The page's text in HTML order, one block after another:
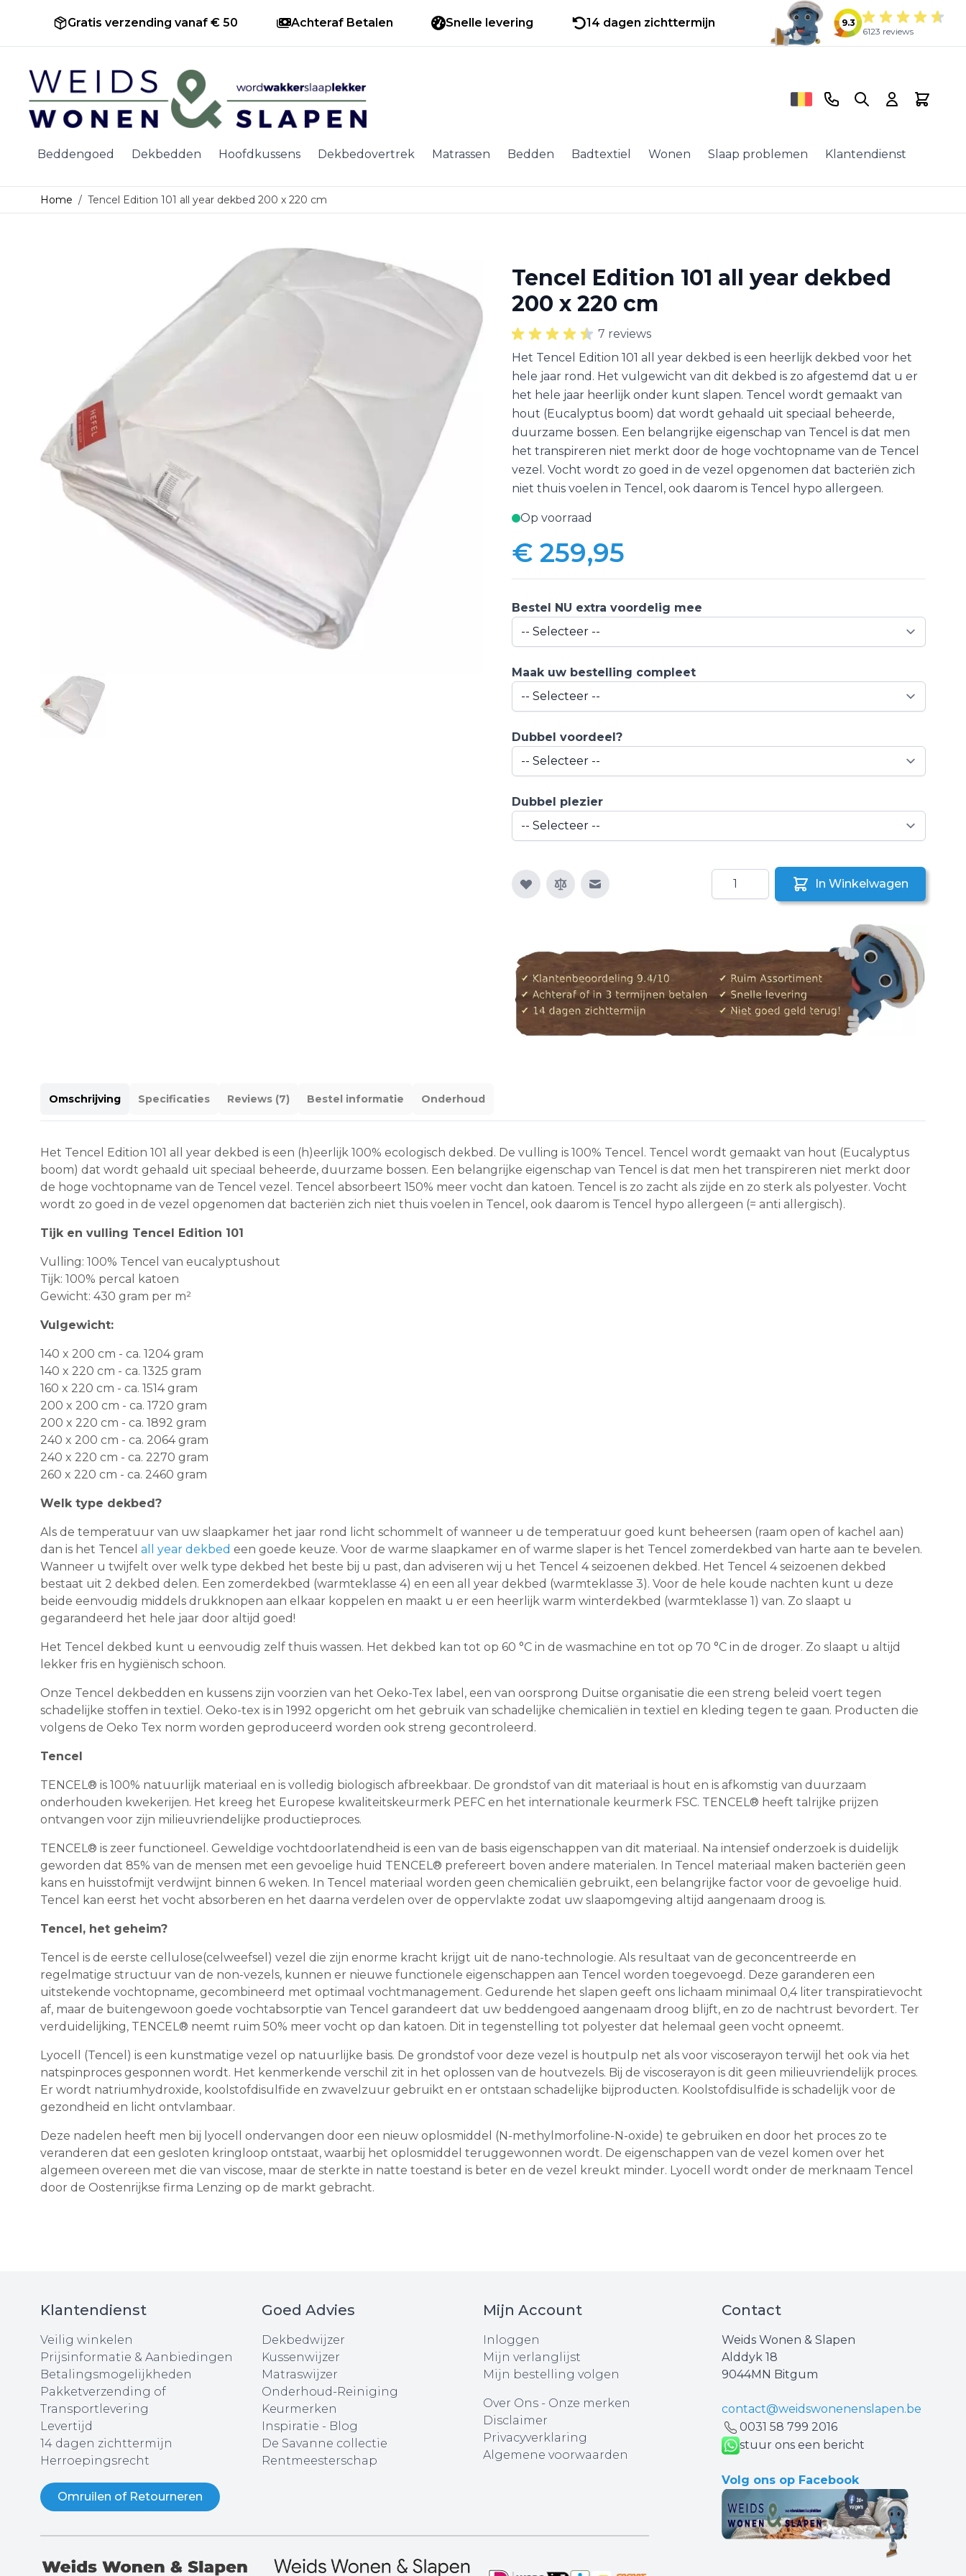
Gratis verzending vanaf € 50 Achteraf Betalen Snelle levering 14 dagen zichttermijn
9.3
6123 reviews
Ga naar de inhoud
Beddengoed Dekbedden Hoofdkussens Dekbedovertrek Matrassen Bedden Badtextiel Wonen Slaap problemen Klantendienst
Telefoonnummer
Search Cart
Home / Tencel Edition 101 all year dekbed 200 x 220 cm
Tencel Edition 101 all year dekbed
200 x 220 cm
7 reviews
Het Tencel Edition 101 all year dekbed is een heerlijk dekbed voor het
hele jaar rond. Het vulgewicht van dit dekbed is zo afgestemd dat u er
het hele jaar heerlijk onder kunt slapen. Tencel wordt gemaakt van
hout (Eucalyptus boom) dat wordt gehaald uit speciaal beheerde,
duurzame bossen. Een belangrijke eigenschap van Tencel is dat men
het transpireren niet merkt door de hoge vochtopname van de Tencel
vezel. Vocht wordt zo goed in de vezel opgenomen dat bacteriën zich
niet thuis voelen in Tencel, ook daarom is Tencel hypo allergeen.
Op voorraad
€ 259,95
Bestel NU extra voordelig mee
Maak uw bestelling compleet
Dubbel voordeel?
Dubbel plezier
E-mail naar een vriend
Aantal
In Winkelwagen
Omschrijving Specificaties Reviews (7) Bestel informatie Onderhoud
Het Tencel Edition 101 all year dekbed is een (h)eerlijk 100% ecologisch dekbed. De vulling is 100% Tencel. Tencel wordt gemaakt van hout (Eucalyptus
boom) dat wordt gehaald uit speciaal beheerde, duurzame bossen. Een belangrijke eigenschap van Tencel is dat men het transpireren niet merkt door
de hoge vochtopname van de Tencel vezel. Tencel absorbeert 150% meer vocht dan katoen. Tencel is zo zacht als zijde en zo sterk als polyester. Vocht
wordt zo goed in de vezel opgenomen dat bacteriën zich niet thuis voelen in Tencel, ook daarom is Tencel hypo allergeen (= anti allergisch).
Tijk en vulling Tencel Edition 101
Vulling: 100% Tencel van eucalyptushout
Tijk: 100% percal katoen
Gewicht: 430 gram per m²
Vulgewicht:
140 x 200 cm - ca. 1204 gram
140 x 220 cm - ca. 1325 gram
160 x 220 cm - ca. 1514 gram
200 x 200 cm - ca. 1720 gram
200 x 220 cm - ca. 1892 gram
240 x 200 cm - ca. 2064 gram
240 x 220 cm - ca. 2270 gram
260 x 220 cm - ca. 2460 gram
Welk type dekbed?
Als de temperatuur van uw slaapkamer het jaar rond licht schommelt of wanneer u de temperatuur goed kunt beheersen (raam open of kachel aan)
dan is het Tencel all year dekbed een goede keuze. Voor de warme slaapkamer en of warme slaper is het Tencel zomerdekbed van harte aan te bevelen.
Wanneer u twijfelt over welk type dekbed het beste bij u past, dan adviseren wij u het Tencel 4 seizoenen dekbed. Het Tencel 4 seizoenen dekbed
bestaat uit 2 dekbed delen. Een zomerdekbed (warmteklasse 4) en een all year dekbed (warmteklasse 3). Voor de hele koude nachten kunt u deze
beide eenvoudig middels drukknopen aan elkaar koppelen en maakt u er een heerlijk warm winterdekbed (warmteklasse 1) van. Zo slaapt u
gegarandeerd het hele jaar door altijd goed!
Het Tencel dekbed kunt u eenvoudig zelf thuis wassen. Het dekbed kan tot op 60 °C in de wasmachine en tot op 70 °C in de droger. Zo slaapt u altijd
lekker fris en hygiënisch schoon.
Onze Tencel dekbedden en kussens zijn voorzien van het Oeko-Tex label, een van oorsprong Duitse organisatie die een streng beleid voert tegen
schadelijke stoffen in textiel. Oeko-tex is in 1992 opgericht om het gebruik van schadelijke chemicaliën in textiel en kleding tegen te gaan. Producten die
volgens de Oeko Tex norm worden geproduceerd worden ook streng gecontroleerd.
Tencel
TENCEL® is 100% natuurlijk materiaal en is volledig biologisch afbreekbaar. De grondstof van dit materiaal is hout en is afkomstig van duurzaam
onderhouden kwekerijen. Het kreeg het Europese kwaliteitskeurmerk PEFC en het internationale keurmerk FSC. TENCEL® heeft talrijke prijzen
ontvangen voor zijn milieuvriendelijke productieproces.
TENCEL® is zeer functioneel. Geweldige vochtdoorlatendheid is een van de basis eigenschappen van dit materiaal. Na intensief onderzoek is duidelijk
geworden dat 85% van de mensen met een gevoelige huid TENCEL® prefereert boven andere materialen. In Tencel materiaal maken bacteriën geen
kans en huisstofmijt verdwijnt binnen 6 weken. In Tencel materiaal worden geen chemicaliën gebruikt, een belangrijke factor voor de gevoelige huid.
Tencel kan eerst het vocht absorberen en het daarna verdelen over de oppervlakte zodat uw slaapomgeving altijd aangenaam droog is.
Tencel, het geheim?
Tencel is de eerste cellulose(celweefsel) vezel die zijn enorme kracht krijgt uit de nano-technologie. Als resultaat van de geconcentreerde en
regelmatige structuur van de non-vezels, kunnen er nieuwe functionele eigenschappen aan Tencel worden toegevoegd. Deze garanderen een
uitstekende vochtopname, gecombineerd met optimaal vochtmanagement. Gedurende het slapen geeft ons lichaam minimaal 0,4 liter transpiratievocht
af, maar de buitengewoon goede vochtabsorptie van Tencel garandeert dat uw beddengoed aangenaam droog blijft, en zo de nachtrust bevordert. Ter
verduidelijking, TENCEL® neemt ruim 50% meer vocht op dan katoen. Dit in tegenstelling tot polyester dat helemaal geen vocht opneemt.
Lyocell (Tencel) is een kunstmatige vezel op natuurlijke basis. De grondstof voor deze vezel is houtpulp net als voor viscoserayon terwijl het ook via het
natspinproces gesponnen wordt. Het kenmerkende verschil zit in het oplossen van de houtvezels. Bij de viscoserayon is dit geen milieuvriendelijk proces.
Er wordt natriumhydroxide, koolstofdisulfide en zwavelzuur gebruikt en er ontstaan schadelijke bijproducten. Koolstofdisulfide is schadelijk voor de
gezondheid en licht ontvlambaar.
Deze nadelen heeft men bij lyocell ondervangen door een nieuw oplosmiddel (N-methylmorfoline-N-oxide) te gebruiken en door het proces zo te
veranderen dat een gesloten kringloop ontstaat, waarbij het oplosmiddel teruggewonnen wordt. De eigenschappen van de vezel komen over het
algemeen overeen met die van viscose, maar de sterkte in natte toestand is beter en de vezel kreukt minder. Lyocell wordt onder de merknaam Tencel
door de Oostenrijkse firma Lenzing op de markt gebracht.
Klantendienst
Veilig winkelen
Prijsinformatie & Aanbiedingen
Betalingsmogelijkheden
Pakketverzending of
Transportlevering
Levertijd
14 dagen zichttermijn
Herroepingsrecht
Omruilen of Retourneren
Goed Advies
Dekbedwijzer
Kussenwijzer
Matraswijzer
Onderhoud-Reiniging
Keurmerken
Inspiratie - Blog
De Savanne collectie
Rentmeesterschap
Mijn Account
Inloggen
Mijn verlanglijst
Mijn bestelling volgen
Over Ons- Onze merken
Disclaimer
Privacyverklaring
Algemene voorwaarden
Contact
Weids Wonen & Slapen
Alddyk 18
9044MN Bitgum
contact@weidswonenenslapen.be
0031 ‪58 799 2016‬
stuur ons een bericht
Volg ons op Facebook